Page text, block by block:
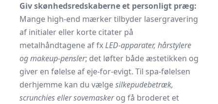
Giv skønhedsredskaberne et personligt præg:
Mange high-end mærker tilbyder lasergravering
af initialer eller korte citater på
metalhåndtagene af fxLED-apparater, hårstylere
og makeup-pensler; det løfter både æstetikken og
giver en følelse af eje-for-evigt. Til spa-følelsen
derhjemme kan du vælgesilkepudebetræk,
scrunchies eller sovemaskerog få broderet et